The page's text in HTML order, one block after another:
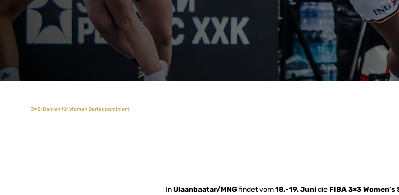
3×3-Damen für Women Series nominiert
InUlaanbaatar/MNGfindet vom18.-19. Junidie FIBA 3×3 Women’s